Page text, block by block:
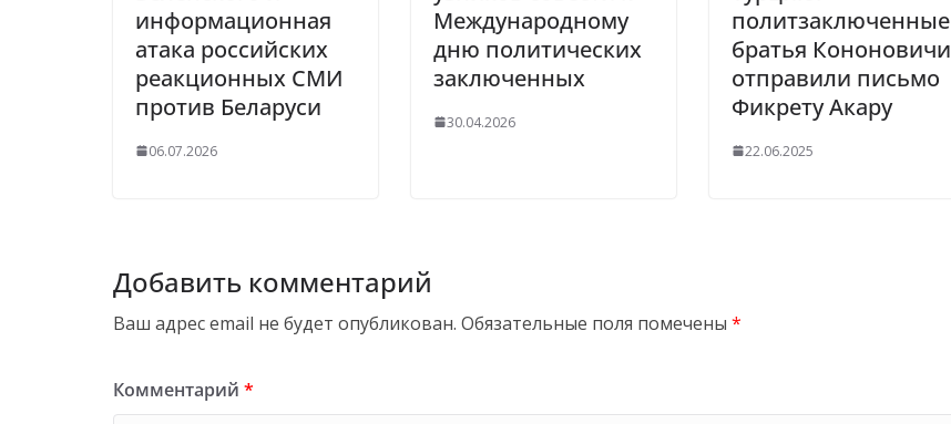
информационная
атака российских
реакционных СМИ
против Беларуси
06.07.2026
Международному
дню политических
заключенных
30.04.2026
политзаключенные
братья Кононовичи
отправили письмо
Фикрету Акару
22.06.2025
Добавить комментарий
Ваш адрес email не будет опубликован. Обязательные поля помечены *
Комментарий *